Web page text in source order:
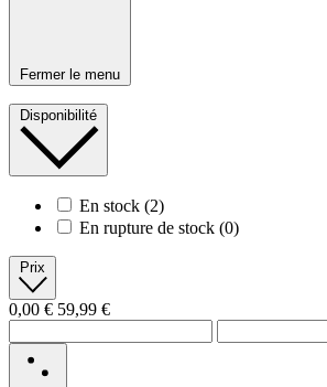
Fermer le menu
Disponibilité
En stock (2)
En rupture de stock (0)
Prix
0,00 € 59,99 €